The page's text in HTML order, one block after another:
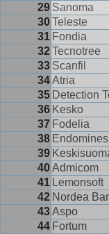
29 Sanoma
30Teleste
31 Fondia
32Tecnotree
33 Scanfil
34Atria
35 Detection
36 Kesko
37 Fodelia
38 Endomines
39
40Admicom
41 Lemonsoft
42 Nordea
43Aspo
44 Fortum